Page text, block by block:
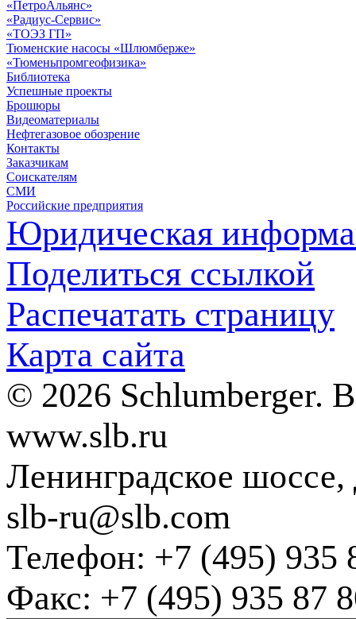
«ПетроАльянс»
«Радиус-Сервис»
«ТОЭЗ ГП»
Тюменские насосы «Шлюмберже»
«Тюменьпромгеофизика»
Библиотека
Успешные проекты
Брошюры
Видеоматериалы
Нефтегазовое обозрение
Контакты
Заказчикам
Соискателям
СМИ
Российские предприятия
Юридическая
Поделиться ссылкой
Распечатать страницу
Карта сайта
© 2026 Schlumberger.
www.slb.ru
Ленинградское
slb-ru@slb.com
Телефон: +7 (495) 935
Факс: +7 (495) 935 87